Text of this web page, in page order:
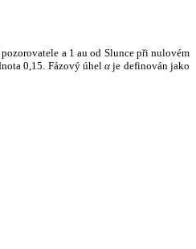
a 1 au od Slunce při nulovém
0,15. Fázový úhelα je definován jako